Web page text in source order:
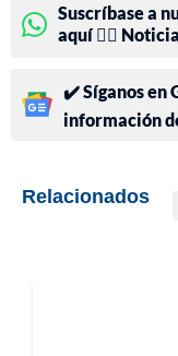
Suscríbase a
aquí 👉🏻
✔️ Síganos en
información
Relacionados